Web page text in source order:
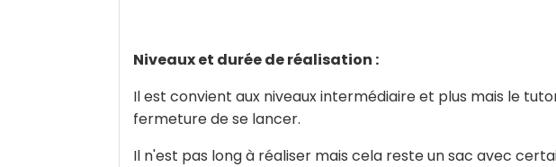
Niveaux et durée de réalisation :
Il est convient aux niveaux intermédiaire et plus mais le
fermeture de se lancer.
Il n'est pas long à réaliser mais cela reste un sac avec